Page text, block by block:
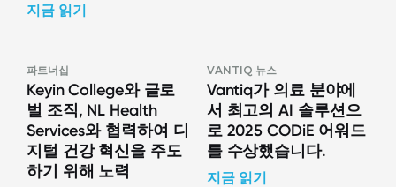
지금 읽기
파트너십
Keyin College와 글로
벌 조직, NL Health
Services와 협력하여 디
지털 건강 혁신을 주도
하기 위해 노력
VANTIQ 뉴스
Vantiq가 의료 분야에
서 최고의 AI 솔루션으
로 2025 CODiE 어워드
를 수상했습니다.
지금 읽기